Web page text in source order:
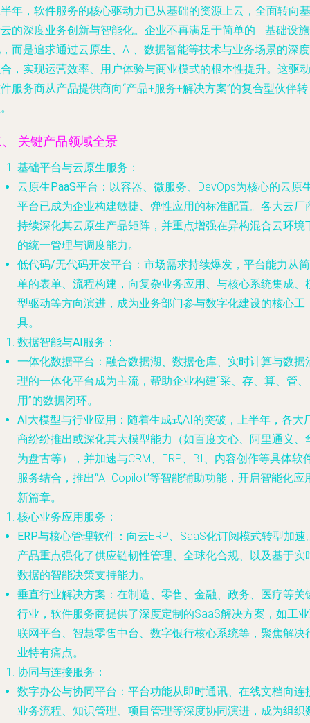
年，软件服务的核心驱动力已从基础的资源上云，全面转向基
的深度业务创新与智能化。企业不再满足于简单的IT基础设
而是追求通过云原生、AI、数据智能等技术与业务场景的深度
，实现运营效率、用户体验与商业模式的根本性提升。这驱动
服务商从产品提供商向“产品+服务+解决方案”的复合型伙伴转
关键产品领域全景
基础平台与云原生服务 ：
云原生PaaS平台 ：以容器、微服务、DevOps为核心的云原
平台已成为企业构建敏捷、弹性应用的标准配置。各大云厂
持续深化其云原生产品矩阵，并重点增强在异构混合云环境
的统一管理与调度能力。
低代码/无代码开发平台 ：市场需求持续爆发，平台能力从简
单的表单、流程构建，向复杂业务应用、与核心系统集成、
型驱动等方向演进，成为业务部门参与数字化建设的核心工
具。
数据智能与AI服务 ：
一体化数据平台 ：融合数据湖、数据仓库、实时计算与数据
理的一体化平台成为主流，帮助企业构建“采、存、算、管、
用”的数据闭环。
AI大模型与行业应用 ：随着生成式AI的突破，上半年，各大
商纷纷推出或深化其大模型能力（如百度文心、阿里通义、
为盘古等），并加速与CRM、ERP、BI、内容创作等具体软
服务结合，推出“AI Copilot”等智能辅助功能，开启智能化应
新篇章。
核心业务应用服务 ：
ERP与核心管理软件 ：向云ERP、SaaS化订阅模式转型加速
产品重点强化了供应链韧性管理、全球化合规、以及基于实
数据的智能决策支持能力。
垂直行业解决方案 ：在制造、零售、金融、政务、医疗等关
行业，软件服务商提供了深度定制的SaaS解决方案，如工
联网平台、智慧零售中台、数字银行核心系统等，聚焦解决
业特有痛点。
协同与连接服务 ：
数字办公与协同平台 ：平台功能从即时通讯、在线文档向连
业务流程、知识管理、项目管理等深度协同演进，成为组织